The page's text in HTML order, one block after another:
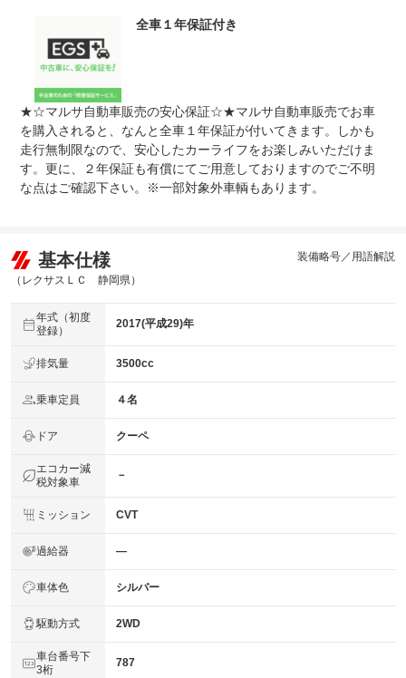
全車１年保証付き
★☆マルサ自動車販売の安心保証☆★マルサ自動車販売でお車
を購入されると、なんと全車１年保証が付いてきます。しかも
走行無制限なので、安心したカーライフをお楽しみいただけま
す。更に、２年保証も有償にてご用意しておりますのでご不明
な点はご確認下さい。※一部対象外車輌もあります。
基本仕様
（レクサスＬＣ 静岡県）
装備略号／用語解説
年式（初度
登録）
2017(平成29)年
排気量 3500cc
乗車定員 ４名
ドア クーペ
エコカー減
税対象車
－
ミッション CVT
過給器 ―
車体色 シルバー
駆動方式 2WD
車台番号下
3桁
787